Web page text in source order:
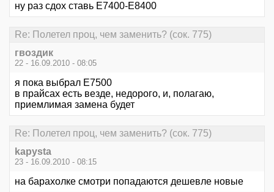
ну раз сдох ставь Е7400-Е8400
Re: Полетел проц, чем заменить? (сок. 775)
гвоздик
22 - 16.09.2010 - 08:05
я пока выбрал E7500
в прайсах есть везде, недорого, и, полагаю,
приемлимая замена будет
Re: Полетел проц, чем заменить? (сок. 775)
kapysta
23 - 16.09.2010 - 08:15
на барахолке смотри попадаются дешевле новые